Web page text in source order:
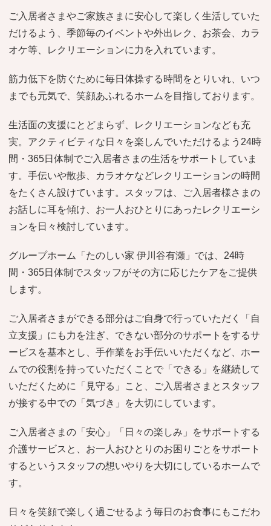
ご入居者さまやご家族さまに安心して楽しく生活していた
だけるよう、季節毎のイベントや外出レク、お茶会、カラ
オケ等、レクリエーションに力を入れています。
筋力低下を防ぐために毎日体操する時間をとりいれ、いつ
までも元気で、笑顔あふれるホームを目指しております。
生活面の支援にとどまらず、レクリエーションなども充
実。アクティビティな日々を楽しんでいただけるよう24時
間・365日体制でご入居者さまの生活をサポートしていま
す。手伝いや散歩、カラオケなどレクリエーションの時間
をたくさん設けています。スタッフは、ご入居者様さまの
お話しに耳を傾け、お一人おひとりにあったレクリエーシ
ョンを日々検討しています。
グループホーム「たのしい家 伊川谷有瀬」では、24時
間・365日体制でスタッフがその方に応じたケアをご提供
します。
ご入居者さまができる部分はご自身で行っていただく「自
立支援」にも力を注ぎ、できない部分のサポートをするサ
ービスを基本とし、手作業をお手伝いいただくなど、ホー
ムでの役割を持っていただくことで「できる」を継続して
いただくために「見守る」こと、ご入居者さまとスタッフ
が接する中での「気づき」を大切にしています。
ご入居者さまの「安心」「日々の楽しみ」をサポートする
介護サービスと、お一人おひとりのお困りごとをサポート
するというスタッフの想いやりを大切にしているホームで
す。
日々を笑顔で楽しく過ごせるよう毎日のお食事にもこだわ